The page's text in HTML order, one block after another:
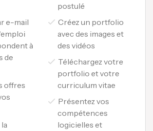
e-mail
à
de
offres
postulé
Créez un portfolio
avec des images et
des vidéos
Téléchargez votre
portfolio et votre
curriculum vitae
Présentez vos
compétences
logicielles et